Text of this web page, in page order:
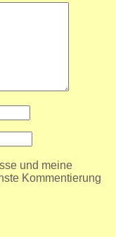
und meine
Kommentierung